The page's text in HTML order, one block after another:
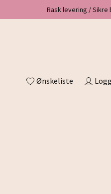
Rask levering /
Ønskeliste